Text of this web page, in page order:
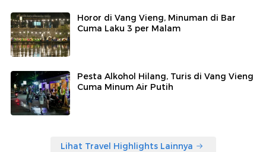
Horor di Vang Vieng, Minuman di Bar
Cuma Laku 3 per Malam
Pesta Alkohol Hilang, Turis di Vang Vieng
Cuma Minum Air Putih
Lihat Travel Highlights Lainnya